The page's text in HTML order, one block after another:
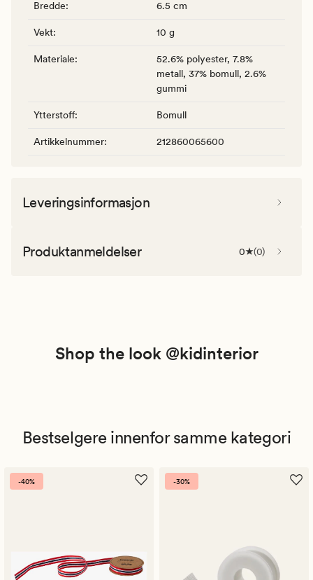
Bredde: 6.5 cm
Vekt: 10 g
Materiale:
52.6% polyester, 7.8%
metall, 37% bomull, 2.6%
gummi
Ytterstoff: Bomull
Artikkelnummer: 212860065600
Leveringsinformasjon
Produktanmeldelser 0 (0)
Shop the look @kidinterior
Bestselgere innenfor samme kategori
-40% -30%